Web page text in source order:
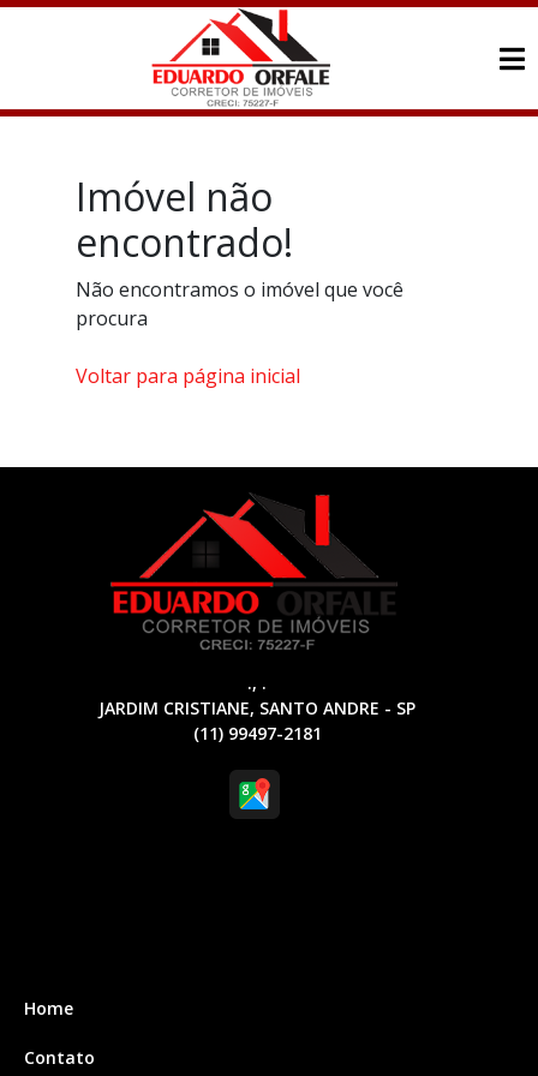
Imóvel não
encontrado!
Não encontramos o imóvel que você
procura
Voltar para página inicial
., .
JARDIM CRISTIANE, SANTO ANDRE - SP
(11) 99497-2181
Home
Contato